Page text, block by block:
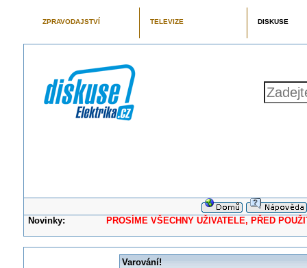
ZPRAVODAJSTVÍ TELEVIZE DISKUSE
Novinky: PROSÍME VŠECHNY UŽIVATELE, PŘED
Varování!